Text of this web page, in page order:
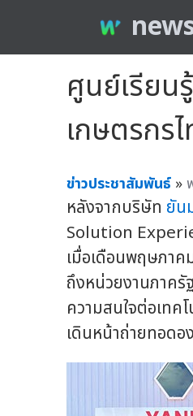
ศูนย์เรียน
เกษตรกร
ข่าวประชาสัมพันธ์ »
หลังจากบริษัท ยัน
Solution
เมื่อเดือนพฤษภา
ถึงหน่วยงานภาครั
ความสนใจต่อเทค
เดินหน้าถ่ายทอดอ